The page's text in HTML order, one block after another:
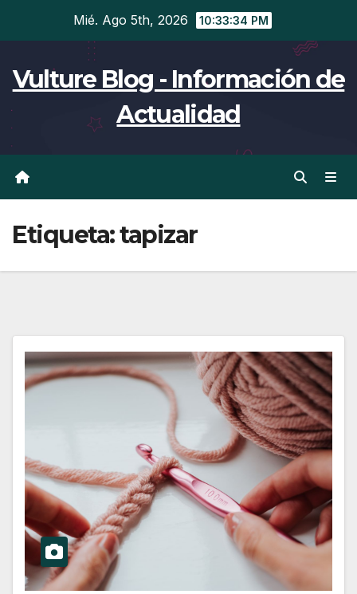
Mié. Ago 5th, 2026 10:33:34 PM
Vulture Blog - Información de
Actualidad
Etiqueta:tapizar